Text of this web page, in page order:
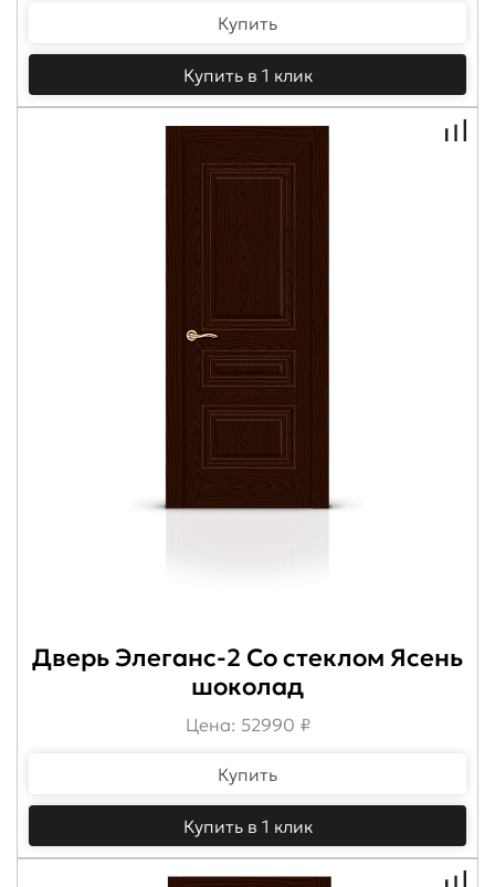
Купить
Купить в 1 клик
Дверь Элеганс-2 Со стеклом Ясень
шоколад
Цена: 52990 ₽
Купить
Купить в 1 клик